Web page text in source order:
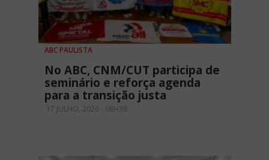
ABC PAULISTA
No ABC, CNM/CUT participa de
seminário e reforça agenda
para a transição justa
17 JULHO, 2026 - 08H38